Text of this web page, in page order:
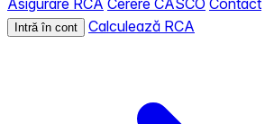
Asigurare RCA Cerere CASCO Contact
Intră în cont Calculează RCA